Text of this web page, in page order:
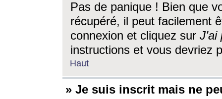
Pas de panique ! Bien que
récupéré, il peut facilement
connexion et cliquez sur
instructions et vous devriez
Haut
» Je suis inscrit mais ne